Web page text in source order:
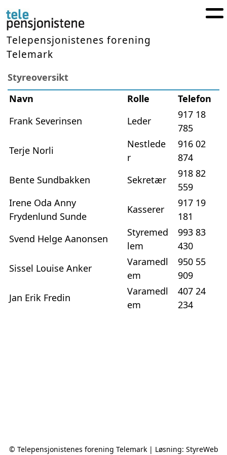
Telepensjonistenes forening
Telemark
Styreoversikt
Navn
Rolle
Telefon
Frank Severinsen
Leder
917 18
785
Terje Norli
Nestlede
r
916 02
874
Bente Sundbakken
Sekretær
918 82
559
Irene Oda Anny
Frydenlund Sunde
Kasserer
917 19
181
Svend Helge Aanonsen
Styremed
lem
993 83
430
Sissel Louise Anker
Varamedl
em
950 55
909
Jan Erik Fredin
Varamedl
em
407 24
234
© Telepensjonistenes forening Telemark | Løsning: StyreWeb